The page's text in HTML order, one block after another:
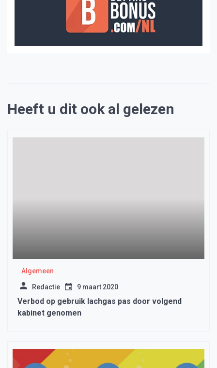
Heeft u dit ook al gelezen
Algemeen
Redactie 9 maart 2020
Verbod op gebruik lachgas pas door volgend
kabinet genomen